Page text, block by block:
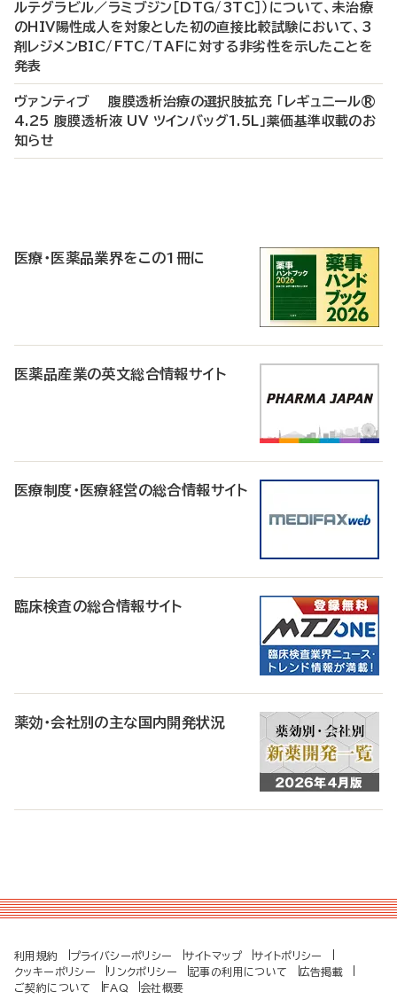
ルテグラビル／ラミブジン［DTG/3TC］）について、未治療
のHIV陽性成人を対象とした初の直接比較試験において、3
剤レジメンBIC/FTC/TAFに対する非劣性を示したことを
発表
ヴァンティブ 腹膜透析治療の選択肢拡充 「レギュニール®
4.25 腹膜透析液 UV ツインバッグ1.5L」薬価基準収載のお
知らせ
医療・医薬品業界をこの1冊に
医薬品産業の英文総合情報サイト
医療制度・医療経営の総合情報サイト
臨床検査の総合情報サイト
薬効・会社別の主な国内開発状況
利用規約 プライバシーポリシー サイトマップ
サイトポリシー
クッキーポリシー
リンクポリシー 記事の利用について
広告掲載
ご契約について
FAQ 会社概要